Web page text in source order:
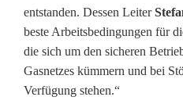
u
l
u
entstanden. Dessen Leiter
beste Arbeitsbedingungen für
die sich um den sicheren
Gasnetzes kümmern und bei
Verfügung stehen.“